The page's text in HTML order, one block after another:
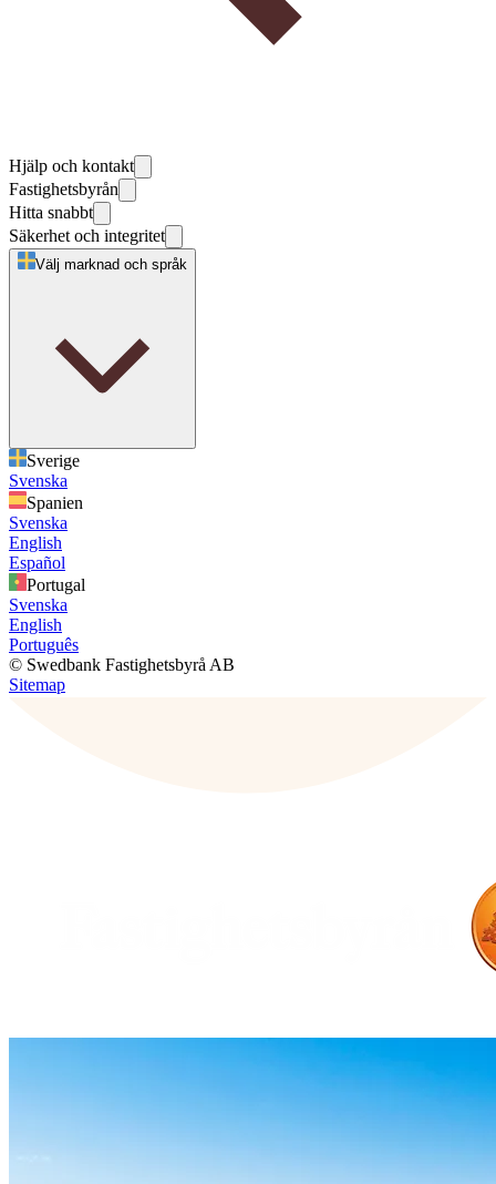
Hjälp och kontakt
Fastighetsbyrån
Hitta snabbt
Säkerhet och integritet
Välj marknad och språk
Sverige
Svenska
Spanien
Svenska
English
Español
Portugal
Svenska
English
Português
© Swedbank Fastighetsbyrå AB
Sitemap